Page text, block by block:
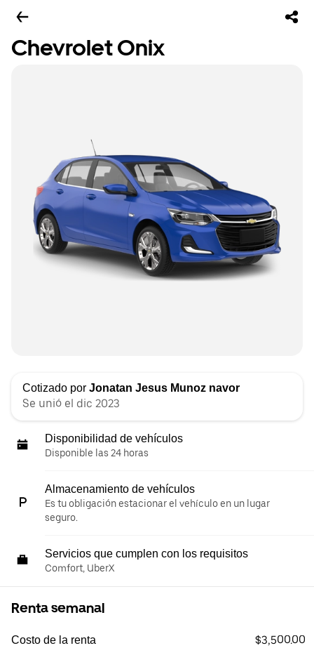
Chevrolet Onix
Cotizado por Jonatan Jesus Munoz navor
Se unió el dic 2023
Disponibilidad de vehículos
Disponible las 24 horas
Almacenamiento de vehículos
Es tu obligación estacionar el vehículo en un lugar
seguro.
Servicios que cumplen con los requisitos
Comfort, UberX
Renta semanal
Costo de la renta $3,500.00